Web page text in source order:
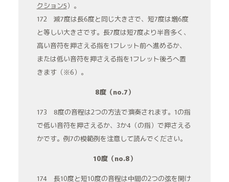
クション5）。
172 減7度は長6度と同じ大きさで、短7度は増6度
と等しい大きさです。長7度は短7度より半音多く、
高い音符を押さえる指を1フレット前へ進めるか、
または低い音符を押さえる指を1フレット後ろへ置
きます（※6）。
8度（no.7）
173 8度の音程は2つの方法で演奏されます。1の指
で低い音符を押さえるか、3か4（の指）で押さえる
かです。例7の模範例を注意して読んでください。
10度（no.8）
174 長10度と短10度の音程は中間の2つの弦を開け